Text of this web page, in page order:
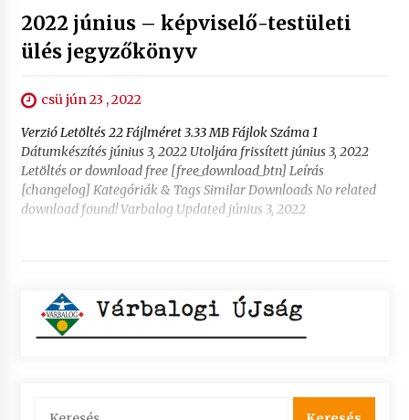
2022 június – képviselő-testületi
ülés jegyzőkönyv
csü jún 23 , 2022
Verzió Letöltés 22 Fájlméret 3.33 MB Fájlok Száma 1
Dátumkészítés június 3, 2022 Utoljára frissített június 3, 2022
Letöltés or download free [free_download_btn] Leírás
[changelog] Kategóriák & Tags Similar Downloads No related
download found! Varbalog Updated június 3, 2022